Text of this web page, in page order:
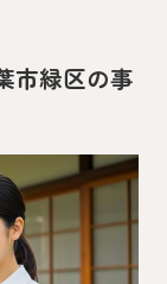
市緑区の事